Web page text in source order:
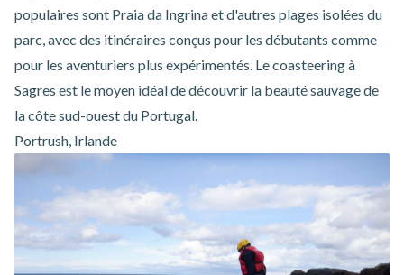
populaires sont Praia da Ingrina et d'autres plages isolées du
parc, avec des itinéraires conçus pour les débutants comme
pour les aventuriers plus expérimentés. Lecoasteering à
Sagres est le moyen idéal de découvrir la beauté sauvage de
la côte sud-ouest du Portugal.
Portrush, Irlande